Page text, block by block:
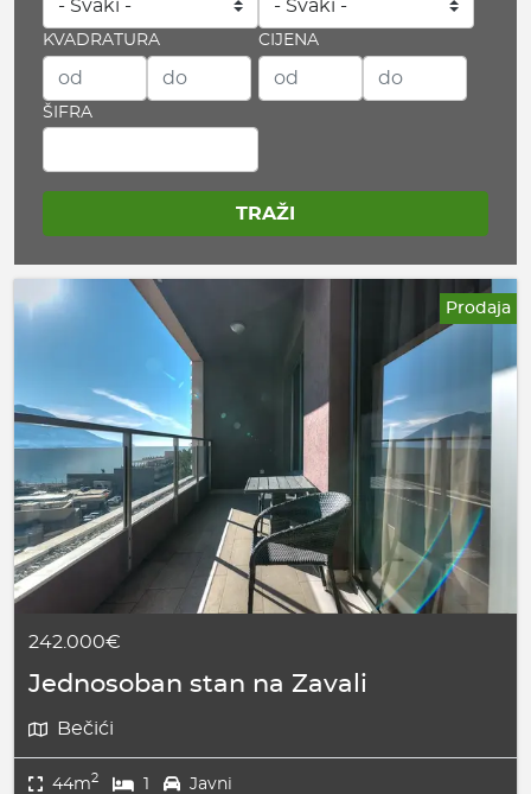
KVADRATURA CIJENA
ŠIFRA
Prodaja
242.000€
Jednosoban stan na Zavali
Bečići
44m2 1 Javni